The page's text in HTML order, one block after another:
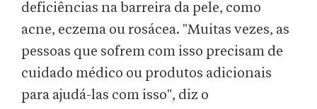
deficiências na barreira da pele, como
acne, eczema ou rosácea. "Muitas vezes, as
pessoas que sofrem com isso precisam de
cuidado médico ou produtos adicionais
para ajudá-las com isso", diz o